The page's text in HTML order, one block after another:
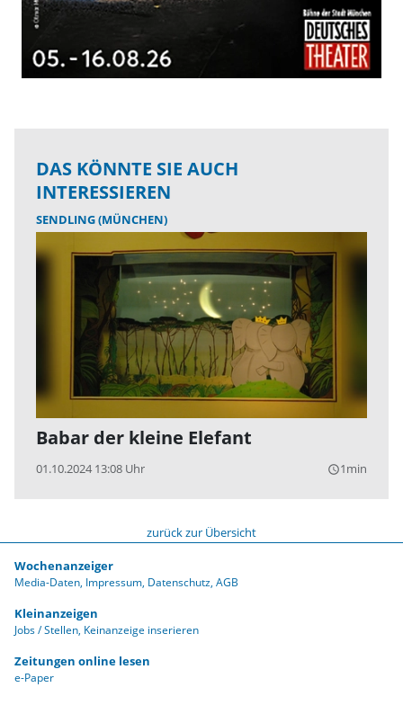
DAS KÖNNTE SIE AUCH
INTERESSIEREN
SENDLING (MÜNCHEN)
Babar der kleine Elefant
01.10.2024 13:08 Uhr query_builder1min
zurück zur Übersicht
Wochenanzeiger
Media-Daten Impressum Datenschutz AGB
Kleinanzeigen
Jobs / Stellen Keinanzeige inserieren
Zeitungen online lesen
e-Paper